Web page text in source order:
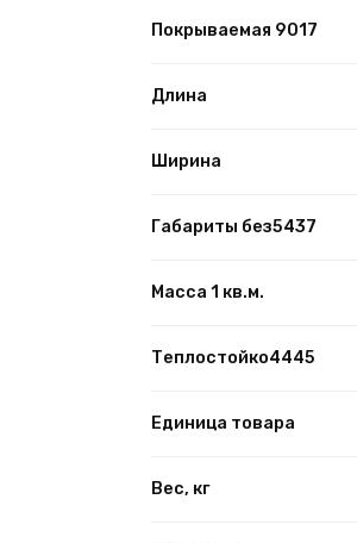
Покрываемая 9017
Длина
Ширина
Габариты без5437
Масса 1 кв.м.
Теплостойко4445
Единица товара
Вес, кг